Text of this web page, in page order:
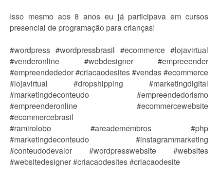
Isso mesmo aos 8 anos eu já participava em cursos
presencial de programação para crianças!
#wordpress #wordpressbrasil #ecommerce #lojavirtual
#venderonline #webdesigner #empreeender
#empreendededor #criacaodesites #vendas #ecommerce
#lojavirtual #dropshipping #marketingdigital
#marketingdeconteudo #empreendedorismo
#empreenderonline #ecommercewebsite
#ecommercebrasil
#ramirolobo #areademembros #php
#marketingdeconteudo #instagrammarketing
#conteudodevalor #wordpresswebsite #websites
#websitedesigner #criacaodesites #criacaodesite